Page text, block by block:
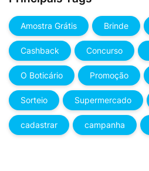
Amostra Grátis Brinde
Cashback Concurso
O Boticário Promoção
Sorteio Supermercado
cadastrar campanha